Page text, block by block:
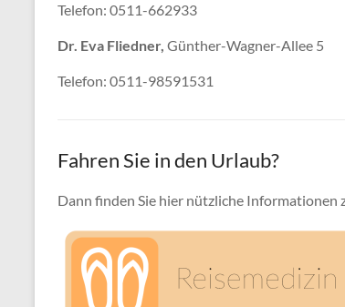
Telefon: 0511-662933
Dr. Eva Fliedner, Günther-Wagner-Allee 5
Telefon: 0511-98591531
Fahren Sie in den Urlaub?
Dann finden Sie hier nützliche Informationen